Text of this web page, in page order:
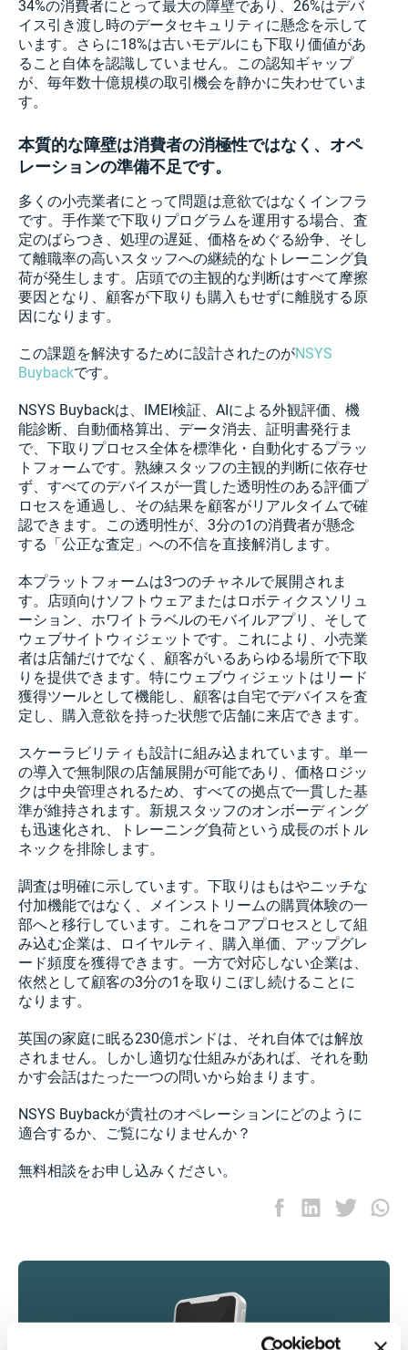
34%の消費者にとって最大の障壁であり、26%はデバ
イス引き渡し時のデータセキュリティに懸念を示して
います。さらに18%は古いモデルにも下取り価値があ
ること自体を認識していません。この認知ギャップ
が、毎年数十億規模の取引機会を静かに失わせていま
す。
本質的な障壁は消費者の消極性ではなく、オペ
レーションの準備不足です。
多くの小売業者にとって問題は意欲ではなくインフラ
です。手作業で下取りプログラムを運用する場合、査
定のばらつき、処理の遅延、価格をめぐる紛争、そし
て離職率の高いスタッフへの継続的なトレーニング負
荷が発生します。店頭での主観的な判断はすべて摩擦
要因となり、顧客が下取りも購入もせずに離脱する原
因になります。
この課題を解決するために設計されたのがNSYS
Buybackです。
NSYS Buybackは、IMEI検証、AIによる外観評価、機
能診断、自動価格算出、データ消去、証明書発行ま
で、下取りプロセス全体を標準化・自動化するプラッ
トフォームです。熟練スタッフの主観的判断に依存せ
ず、すべてのデバイスが一貫した透明性のある評価プ
ロセスを通過し、その結果を顧客がリアルタイムで確
認できます。この透明性が、3分の1の消費者が懸念
する「公正な査定」への不信を直接解消します。
本プラットフォームは3つのチャネルで展開されま
す。店頭向けソフトウェアまたはロボティクスソリュ
ーション、ホワイトラベルのモバイルアプリ、そして
ウェブサイトウィジェットです。これにより、小売業
者は店舗だけでなく、顧客がいるあらゆる場所で下取
りを提供できます。特にウェブウィジェットはリード
獲得ツールとして機能し、顧客は自宅でデバイスを査
定し、購入意欲を持った状態で店舗に来店できます。
スケーラビリティも設計に組み込まれています。単一
の導入で無制限の店舗展開が可能であり、価格ロジッ
クは中央管理されるため、すべての拠点で一貫した基
準が維持されます。新規スタッフのオンボーディング
も迅速化され、トレーニング負荷という成長のボトル
ネックを排除します。
調査は明確に示しています。下取りはもはやニッチな
付加機能ではなく、メインストリームの購買体験の一
部へと移行しています。これをコアプロセスとして組
み込む企業は、ロイヤルティ、購入単価、アップグレ
ード頻度を獲得できます。一方で対応しない企業は、
依然として顧客の3分の1を取りこぼし続けることに
なります。
英国の家庭に眠る230億ポンドは、それ自体では解放
されません。しかし適切な仕組みがあれば、それを動
かす会話はたった一つの問いから始まります。
NSYS Buybackが貴社のオペレーションにどのように
適合するか、ご覧になりませんか？
無料相談をお申し込みください。